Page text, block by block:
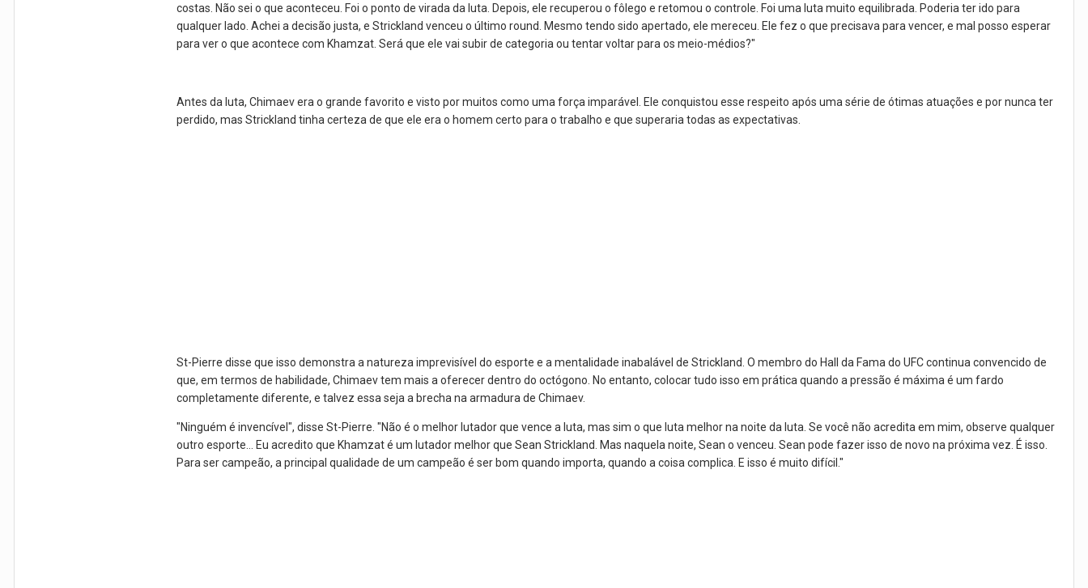
costas. Não sei o que aconteceu. Foi o ponto de virada da luta. Depois, ele recuperou o fôlego e retomou o controle. Foi uma luta muito equilibrada. Poderia ter ido para
qualquer lado. Achei a decisão justa, e Strickland venceu o último round. Mesmo tendo sido apertado, ele mereceu. Ele fez o que precisava para vencer, e mal posso esperar
para ver o que acontece com Khamzat. Será que ele vai subir de categoria ou tentar voltar para os meio-médios?"
Antes da luta, Chimaev era o grande favorito e visto por muitos como uma força imparável. Ele conquistou esse respeito após uma série de ótimas atuações e por nunca ter
perdido, mas Strickland tinha certeza de que ele era o homem certo para o trabalho e que superaria todas as expectativas.
St-Pierre disse que isso demonstra a natureza imprevisível do esporte e a mentalidade inabalável de Strickland. O membro do Hall da Fama do UFC continua convencido de
que, em termos de habilidade, Chimaev tem mais a oferecer dentro do octógono. No entanto, colocar tudo isso em prática quando a pressão é máxima é um fardo
completamente diferente, e talvez essa seja a brecha na armadura de Chimaev.
"Ninguém é invencível", disse St-Pierre. "Não é o melhor lutador que vence a luta, mas sim o que luta melhor na noite da luta. Se você não acredita em mim, observe qualquer
outro esporte... Eu acredito que Khamzat é um lutador melhor que Sean Strickland. Mas naquela noite, Sean o venceu. Sean pode fazer isso de novo na próxima vez. É isso.
Para ser campeão, a principal qualidade de um campeão é ser bom quando importa, quando a coisa complica. E isso é muito difícil."